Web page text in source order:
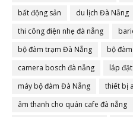
bất động sản
du lịch Đà Nẵng
thi công điện nhẹ đà nẵng
bộ đàm trạm Đà Nẵng
bộ
camera bosch đà nẵng
lắp
máy bộ đàm Đà Nẵng
thiết bị
âm thanh cho quán cafe đà nẵng